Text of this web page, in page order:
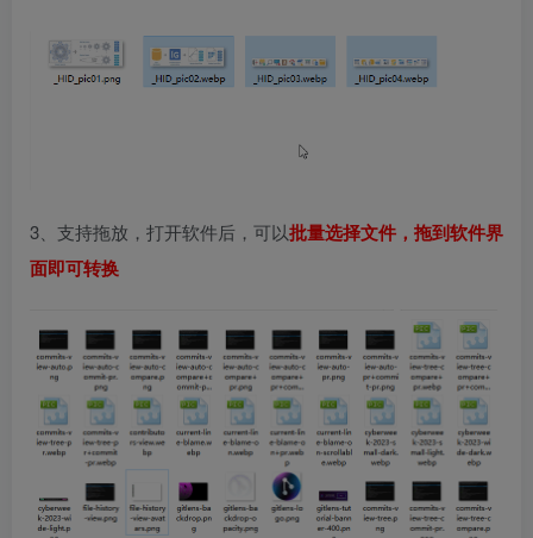
3、支持拖放，打开软件后，可以批量选择文件，拖到软件界
面即可转换